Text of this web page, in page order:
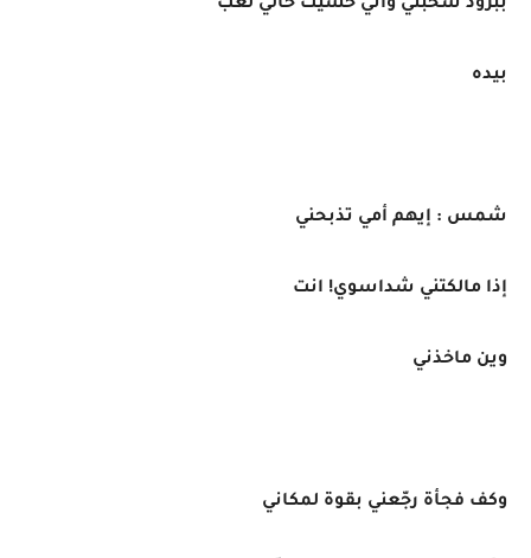
ببرود سحبني واني حسّيت حالي لعب
بيده
شمس : إيهم أمي تذبحني
إذا مالكتني شداسوي! انت
وين ماخذني
وكف فجأة رجّعني بقوة لمكاني